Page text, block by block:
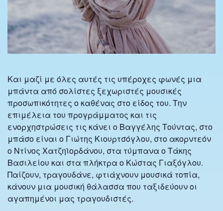
Και μαζί με όλες αυτές τις υπέροχες φωνές μια
μπάντα από σολίστες ξεχωριστές μουσικές
προσωπικότητες ο καθένας στο είδος του. Την
επιμέλεια του προγράμματος και τις
ενορχηστρώσεις τις κάνει ο Βαγγέλης Τούντας, στο
μπάσο είναι ο Γιώτης Κιουρτσόγλου, στο ακορντεόν
ο Ντίνος Χατζηϊορδάνου, στα τύμπανα ο Τάκης
Βασιλείου και στα πλήκτρα ο Κώστας Γιαξόγλου.
Παίζουν, τραγουδάνε, φτιάχνουν μουσικά τοπία,
κάνουν μια μουσική θάλασσα που ταξιδεύουν οι
αγαπημένοι μας τραγουδιστές.